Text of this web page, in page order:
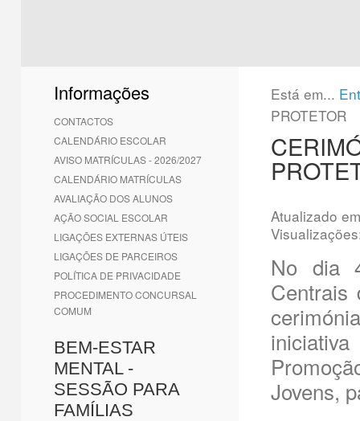
Informações
CONTACTOS
CALENDÁRIO ESCOLAR
AVISO MATRÍCULAS - 2026/2027
CALENDÁRIO MATRÍCULAS
AVALIAÇÃO DOS ALUNOS
AÇÃO SOCIAL ESCOLAR
LIGAÇÕES EXTERNAS ÚTEIS
LIGAÇÕES DE PARCEIROS
POLÍTICA DE PRIVACIDADE
PROCEDIMENTO CONCURSAL
COMUM
BEM-ESTAR
MENTAL -
SESSÃO PARA
FAMÍLIAS
Está em...
PROTETOR
Atualizado
No dia
Centrais
Jovens,